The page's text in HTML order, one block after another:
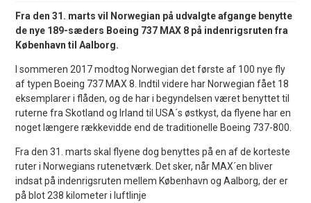
Fra den 31. marts vil Norwegian på udvalgte afgange benytte
de nye 189-sæders Boeing 737 MAX 8 på indenrigsruten fra
København til Aalborg.
I sommeren 2017 modtog Norwegian det første af 100 nye fly
af typen Boeing 737 MAX 8. Indtil videre har Norwegian fået 18
eksemplarer i flåden, og de har i begyndelsen været benyttet til
ruterne fra Skotland og Irland til USA´s østkyst, da flyene har en
noget længere rækkevidde end de traditionelle Boeing 737-800.
Fra den 31. marts skal flyene dog benyttes på en af de korteste
ruter i Norwegians rutenetværk. Det sker, når MAX´en bliver
indsat på indenrigsruten mellem København og Aalborg, der er
på blot 238 kilometer i luftlinje